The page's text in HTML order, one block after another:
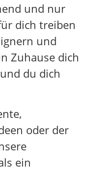
und nur
dich treiben
und
Zuhause dich
du dich
oder der
ein